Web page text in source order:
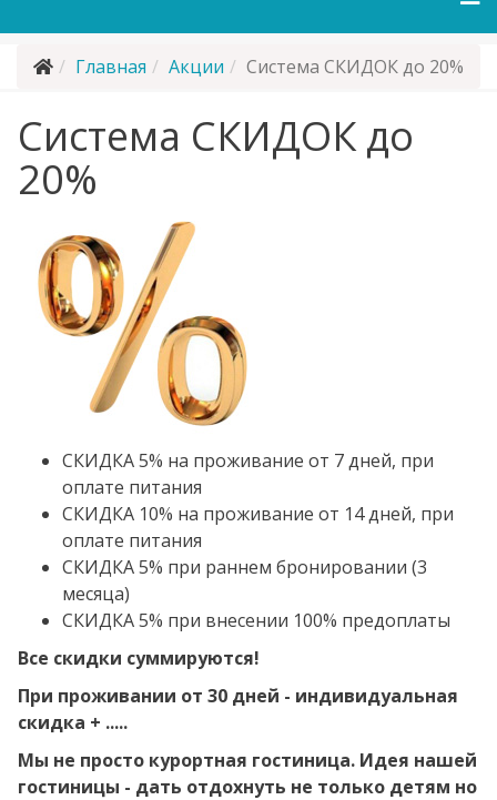
Главная Акции Система СКИДОК до 20%
Система СКИДОК до
20%
СКИДКА 5% на проживание от 7 дней, при
оплате питания
СКИДКА 10% на проживание от 14 дней, при
оплате питания
СКИДКА 5% при раннем бронировании (3
месяца)
СКИДКА 5% при внесении 100% предоплаты
Все скидки суммируются!
При проживании от 30 дней - индивидуальная
скидка + .....
Мы не просто курортная гостиница. Идея нашей
гостиницы - дать отдохнуть не только детям но